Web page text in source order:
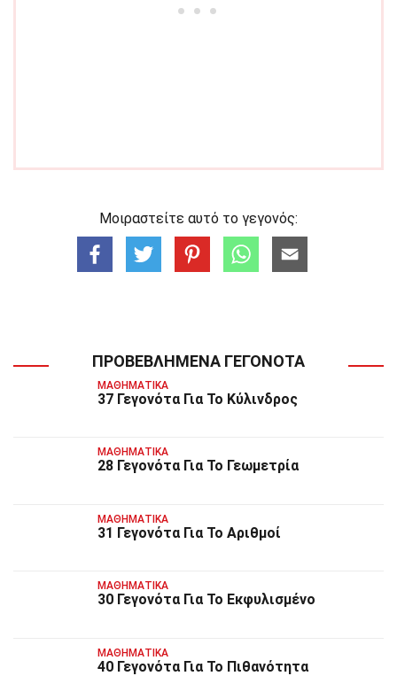
Μοιραστείτε αυτό το γεγονός:
ΠΡΟΒΕΒΛΗΜΈΝΑ ΓΕΓΟΝΌΤΑ
ΜΑΘΗΜΑΤΙΚΆ
37 Γεγονότα Για Το Κύλινδρος
ΜΑΘΗΜΑΤΙΚΆ
28 Γεγονότα Για Το Γεωμετρία
ΜΑΘΗΜΑΤΙΚΆ
31 Γεγονότα Για Το Αριθμοί
ΜΑΘΗΜΑΤΙΚΆ
30 Γεγονότα Για Το Εκφυλισμένο
ΜΑΘΗΜΑΤΙΚΆ
40 Γεγονότα Για Το Πιθανότητα